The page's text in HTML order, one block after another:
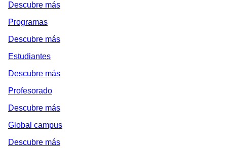
Descubre más
Programas
Descubre más
Estudiantes
Descubre más
Profesorado
Descubre más
Global campus
Descubre más